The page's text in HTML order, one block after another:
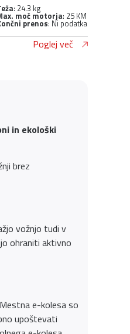
: 24.3 kg
moč motorja: 25 KM
prenos: Ni podatka
Poglej več
in ekološki
brez
vožnjo tudi v
ohraniti aktivno
e-kolesa so
upoštevati